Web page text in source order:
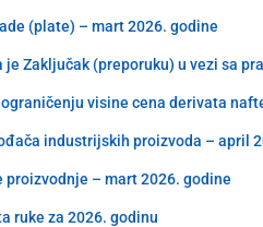
(plate) – mart 2026. godine
je Zaključak (preporuku) u vezi sa
visine cena derivata
industrijskih proizvoda – april
proizvodnje – mart 2026. godine
ruke za 2026. godinu